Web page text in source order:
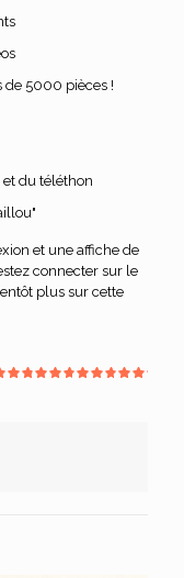
de 5000 pièces !
du téléthon
et une affiche de
connecter sur le
plus sur cette